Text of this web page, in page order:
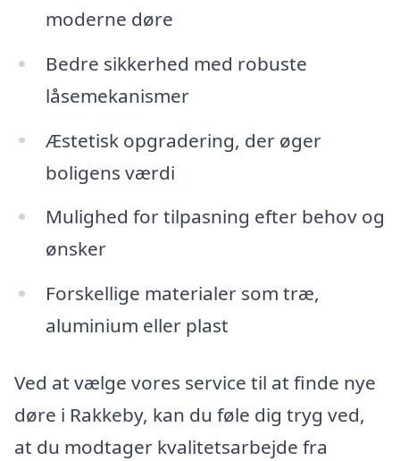
moderne døre
Bedre sikkerhed med robuste
låsemekanismer
Æstetisk opgradering, der øger
boligens værdi
Mulighed for tilpasning efter behov og
ønsker
Forskellige materialer som træ,
aluminium eller plast
Ved at vælge vores service til at finde nye
døre i Rakkeby, kan du føle dig tryg ved,
at du modtager kvalitetsarbejde fra